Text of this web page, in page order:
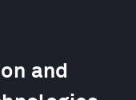
and